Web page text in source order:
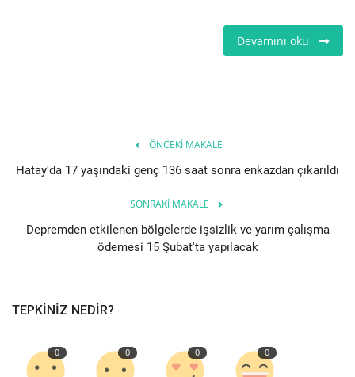
Devamını oku
ÖNCEKI MAKALE
Hatay'da 17 yaşındaki genç 136 saat sonra enkazdan çıkarıldı
SONRAKI MAKALE
Depremden etkilenen bölgelerde işsizlik ve yarım çalışma
ödemesi 15 Şubat'ta yapılacak
TEPKINIZ NEDIR?
0 0 0 0